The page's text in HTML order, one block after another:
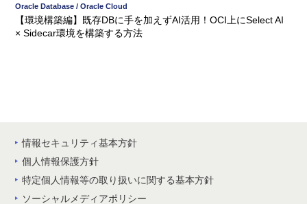
Oracle Database / Oracle Cloud
【環境構築編】既存DBに手を加えずAI活用！OCI上にSelect AI
× Sidecar環境を構築する方法
情報セキュリティ基本方針
個人情報保護方針
特定個人情報等の取り扱いに関する基本方針
ソーシャルメディアポリシー